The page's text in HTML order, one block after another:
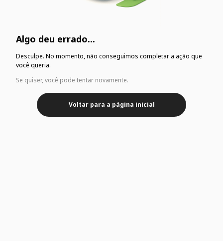
Algo deu errado...
Desculpe. No momento, não conseguimos completar a ação que
você queria.
Se quiser, você pode tentar novamente.
Voltar para a página inicial